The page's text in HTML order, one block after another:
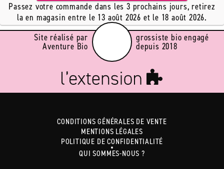
Passez votre commande dans les 3 prochains jours, retirez
la en magasin entre le 13 août 2026 et le 18 août 2026.
Site réalisé par
Aventure Bio
grossiste bio engagé
depuis 2018
CONDITIONS GÉNÉRALES DE VENTE
MENTIONS LÉGALES
POLITIQUE DE CONFIDENTIALITÉ
QUI SOMMES-NOUS ?